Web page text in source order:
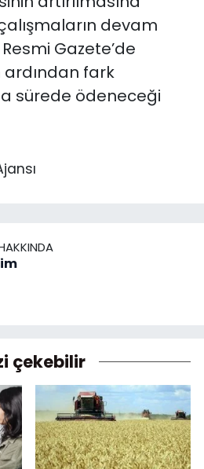
devam
Gazete’de
ardından fark
sürede ödeneceği
çekebilir